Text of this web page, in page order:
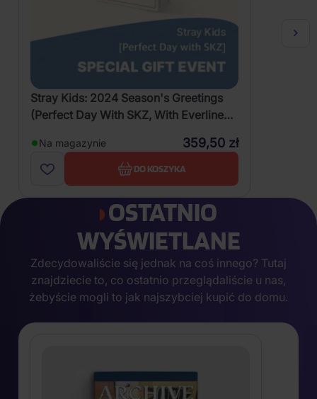
Stray Kids: 2024 Season's Greetings
(Perfect Day With SKZ, With Everline
Na magazynie 359,50 zł
DO KOSZYKA
OSTATNIO
WYŚWIETLANE
Zdecydowaliście się jednak na coś innego? Tutaj
znajdziecie to, co ostatnio przeglądaliście u nas,
żebyście mogli to jak najszybciej kupić do domu.